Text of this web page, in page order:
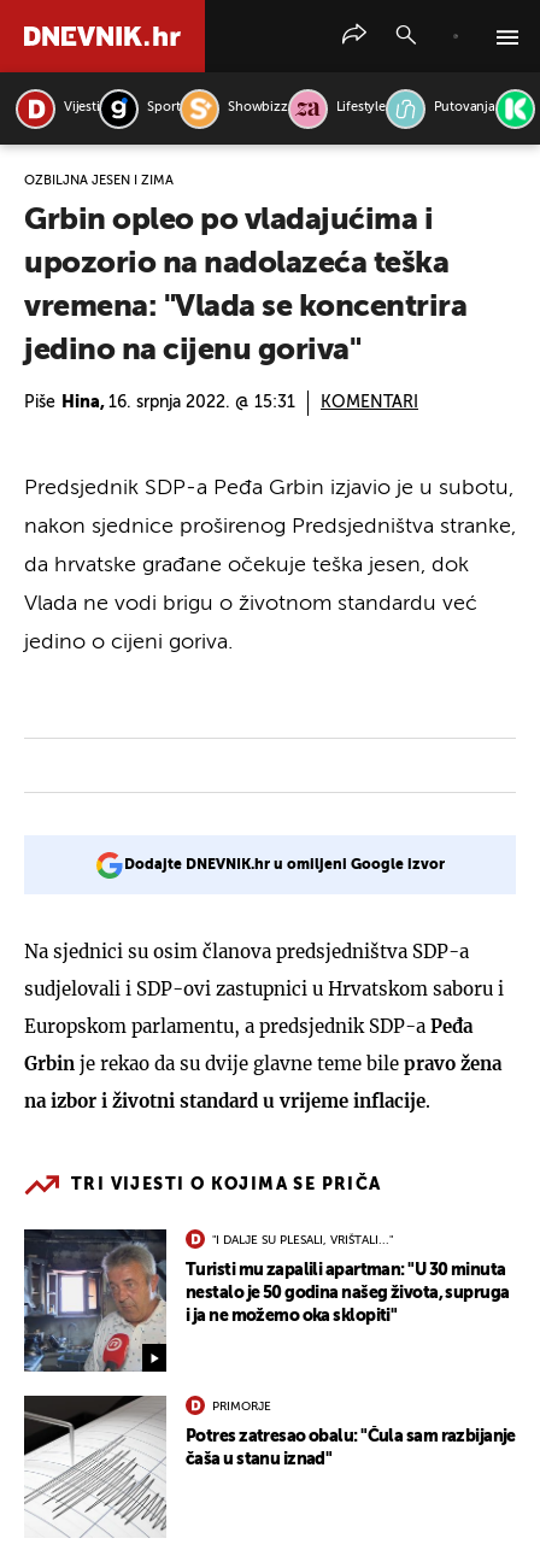
Vijesti Sport Showbizz Lifestyle Putovanja
OZBILJNA JESEN I ZIMA
Grbin opleo po vladajućima i
upozorio na nadolazeća teška
vremena: "Vlada se koncentrira
jedino na cijenu goriva"
Piše Hina, 16. srpnja 2022. @ 15:31 KOMENTARI
Predsjednik SDP-a Peđa Grbin izjavio je u subotu,
nakon sjednice proširenog Predsjedništva stranke,
da hrvatske građane očekuje teška jesen, dok
Vlada ne vodi brigu o životnom standardu već
jedino o cijeni goriva.
Dodajte DNEVNIK.hr u omiljeni Google izvor
Na sjednici su osim članova predsjedništva SDP-a
sudjelovali i SDP-ovi zastupnici u Hrvatskom saboru i
Europskom parlamentu, a predsjednik SDP-a Peđa
Grbin je rekao da su dvije glavne teme bile pravo žena
na izbor i životni standard u vrijeme inflacije.
TRI VIJESTI O KOJIMA SE PRIČA
"I DALJE SU PLESALI, VRIŠTALI..."
Turisti mu zapalili apartman: "U 30 minuta
nestalo je 50 godina našeg života, supruga
i ja ne možemo oka sklopiti"
PRIMORJE
Potres zatresao obalu: "Čula sam razbijanje
čaša u stanu iznad"
PRETRAŽITE VIJESTI